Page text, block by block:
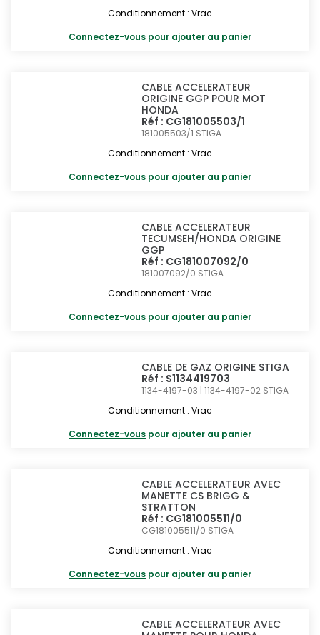
Conditionnement : Vrac
Connectez-vous pour ajouter au panier
CABLE ACCELERATEUR
ORIGINE GGP POUR MOT
HONDA
Réf : CG181005503/1
181005503/1 STIGA
Conditionnement : Vrac
Connectez-vous pour ajouter au panier
CABLE ACCELERATEUR
TECUMSEH/HONDA ORIGINE
GGP
Réf : CG181007092/0
181007092/0 STIGA
Conditionnement : Vrac
Connectez-vous pour ajouter au panier
CABLE DE GAZ ORIGINE STIGA
Réf : S1134419703
1134-4197-03 | 1134-4197-02 STIGA
Conditionnement : Vrac
Connectez-vous pour ajouter au panier
CABLE ACCELERATEUR AVEC
MANETTE CS BRIGG &
STRATTON
Réf : CG181005511/0
CG181005511/0 STIGA
Conditionnement : Vrac
Connectez-vous pour ajouter au panier
CABLE ACCELERATEUR AVEC